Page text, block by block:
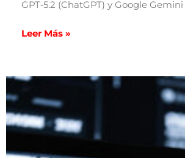
GPT‑5.2 (ChatGPT) y Google Gemini
Leer Más »